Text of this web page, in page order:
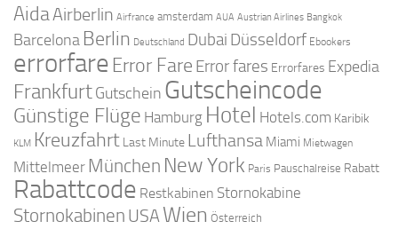
AidaAirberlin Airfrance amsterdam AUA Austrian Airlines Bangkok
Barcelona Berlin Deutschland Dubai Düsseldorf Ebookers
errorfare Error Fare Error fares Errorfares Expedia
FrankfurtGutschein Gutscheincode
Günstige Flüge Hamburg Hotel Hotels.com Karibik
KLM Kreuzfahrt Last Minute Lufthansa Miami Mietwagen
Mittelmeer München New York Paris Pauschalreise Rabatt
Rabattcode Restkabinen Stornokabine
Stornokabinen USAWien Österreich